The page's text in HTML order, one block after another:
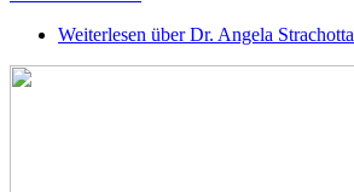
Weiterlesen über Dr. Angela Strachotta